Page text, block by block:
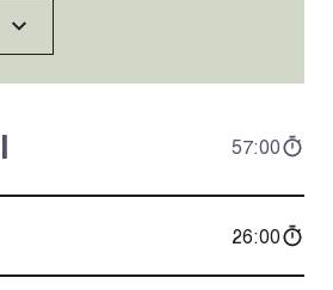
57:00
26:00